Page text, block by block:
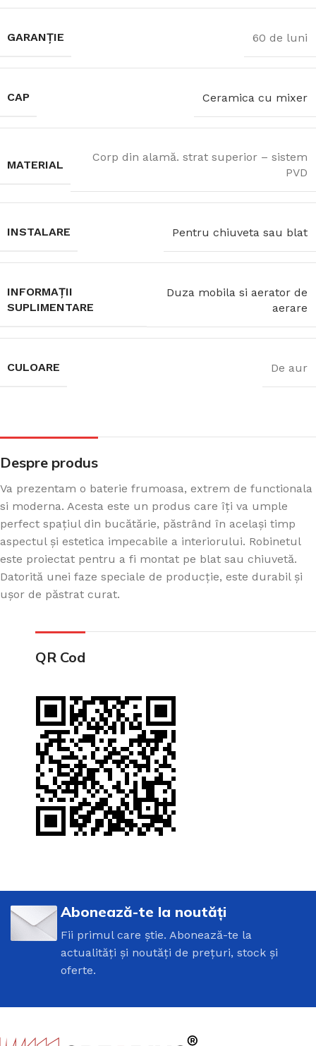
GARANȚIE 60 de luni
CAP Ceramica cu mixer
MATERIAL
Corp din alamă. strat superior – sistem
PVD
INSTALARE Pentru chiuveta sau blat
INFORMAȚII
SUPLIMENTARE
Duza mobila si aerator de
aerare
CULOARE De aur
Despre produs
Va prezentam o baterie frumoasa, extrem de functionala
si moderna. Acesta este un produs care îți va umple
perfect spațiul din bucătărie, păstrând în același timp
aspectul și estetica impecabile a interiorului. Robinetul
este proiectat pentru a fi montat pe blat sau chiuvetă.
Datorită unei faze speciale de producție, este durabil și
ușor de păstrat curat.
QR Cod
Abonează-te la noutăți
Fii primul care știe. Abonează-te la
actualități și noutăți de prețuri, stock și
oferte.